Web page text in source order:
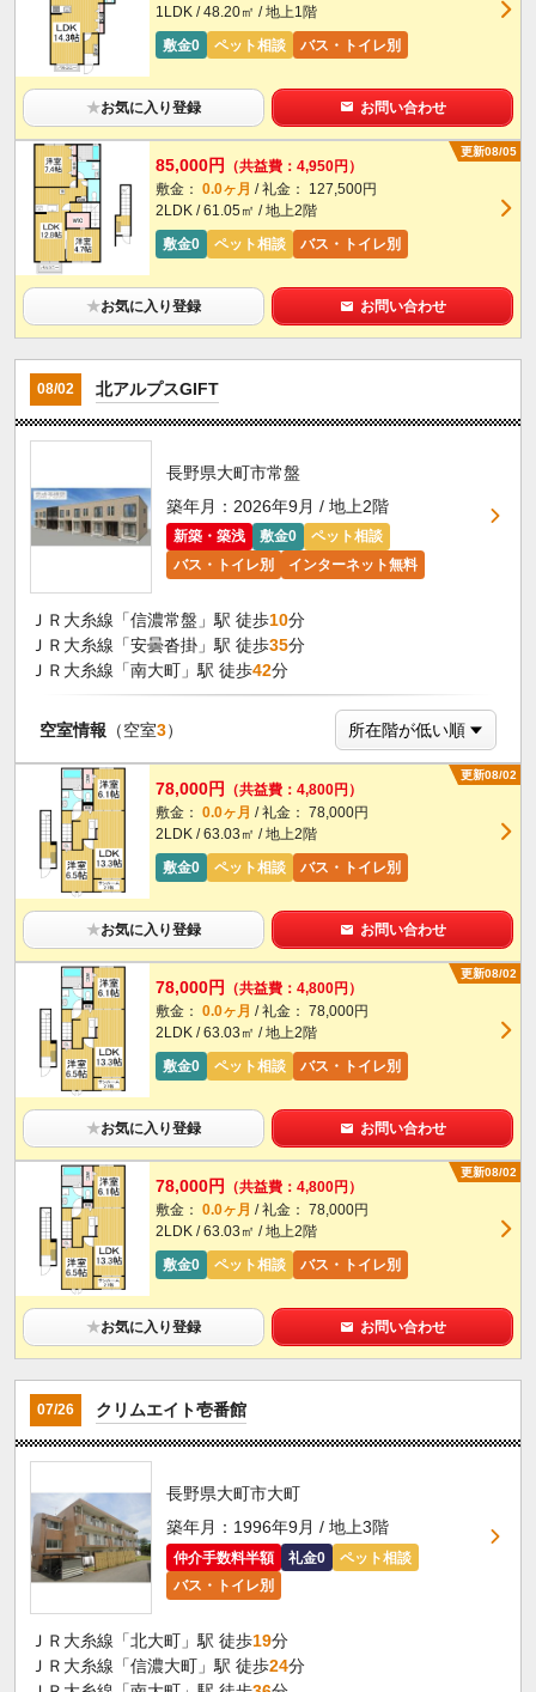
1LDK / 48.20㎡ / 地上1階
敷金0
ペット相談 バス・トイレ別
★お気に入り登録 お問い合わせ
更新08/05
85,000円
（共益費：4,950円）
敷金： 0.0ヶ月 / 礼金： 127,500円
2LDK / 61.05㎡ / 地上2階
敷金0
ペット相談 バス・トイレ別
★お気に入り登録 お問い合わせ
08/02 北アルプスGIFT
長野県大町市常盤
築年月：2026年9月 / 地上2階
新築・築浅 敷金0
ペット相談
バス・トイレ別
インターネット無料
ＪＲ大糸線「信濃常盤」駅 徒歩10分
ＪＲ大糸線「安曇沓掛」駅 徒歩35分
ＪＲ大糸線「南大町」駅 徒歩42分
空室情報 （空室3）
更新08/02
78,000円
（共益費：4,800円）
敷金： 0.0ヶ月 / 礼金： 78,000円
2LDK / 63.03㎡ / 地上2階
敷金0
ペット相談 バス・トイレ別
★お気に入り登録 お問い合わせ
更新08/02
78,000円
（共益費：4,800円）
敷金： 0.0ヶ月 / 礼金： 78,000円
2LDK / 63.03㎡ / 地上2階
敷金0
ペット相談 バス・トイレ別
★お気に入り登録 お問い合わせ
更新08/02
78,000円
（共益費：4,800円）
敷金： 0.0ヶ月 / 礼金： 78,000円
2LDK / 63.03㎡ / 地上2階
敷金0
ペット相談 バス・トイレ別
★お気に入り登録 お問い合わせ
07/26 クリムエイト壱番館
長野県大町市大町
築年月：1996年9月 / 地上3階
仲介手数料半額 礼金0
ペット相談
バス・トイレ別
ＪＲ大糸線「北大町」駅 徒歩19分
ＪＲ大糸線「信濃大町」駅 徒歩24分